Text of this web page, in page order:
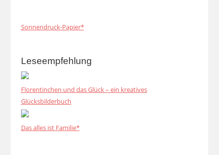
Sonnendruck-Papier*
Leseempfehlung
Florentinchen und das Glück – ein kreatives
Glücksbilderbuch
Das alles ist Familie*